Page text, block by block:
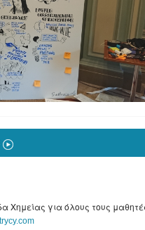
Χημείας για όλους τους